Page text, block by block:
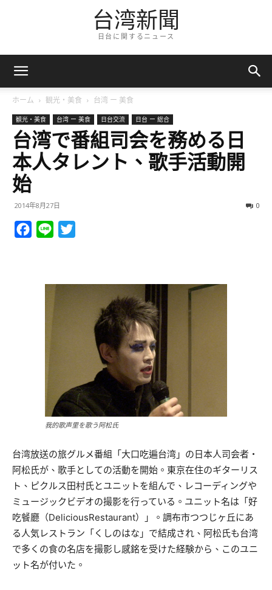
台湾新聞
日台に関するニュース
ホーム 観光・美食 台湾 ー 美食
観光・美食 台湾 ー 美食 日台交流 日台 ー 総合
台湾で番組司会を務める日
本人タレント、歌手活動開
始
2014年8月27日 0
Facebook
Line
我的歌声里を歌う阿松氏
台湾放送の旅グルメ番組「大口吃遍台湾」の日本人司会者・
阿松氏が、歌手としての活動を開始。東京在住のギターリス
ト、ピクルス田村氏とユニットを組んで、レコーディングや
ミュージックビデオの撮影を行っている。ユニット名は「好
吃餐廳（DeliciousRestaurant）」。調布市つつじヶ丘にあ
る人気レストラン「くしのはな」で結成され、阿松氏も台湾
で多くの食の名店を撮影し感銘を受けた経験から、このユニ
ット名が付いた。